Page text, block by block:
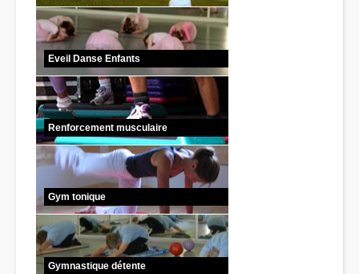
Eveil Danse Enfants
Renforcement musculaire
Gym tonique
Gymnastique détente